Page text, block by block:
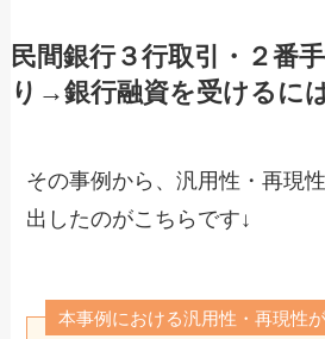
民間銀行３行取引・２番
り→銀行融資を受けるに
その事例から、汎用性・再現
出したのがこちらです↓
本事例における汎用性・再現性